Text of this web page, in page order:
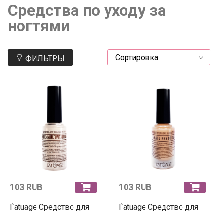
Средства по уходу за
ногтями
ФИЛЬТРЫ
103 RUB
l`atuage Средство для
103 RUB
l`atuage Средство для